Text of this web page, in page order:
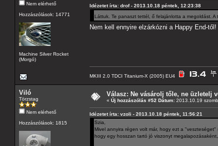
Nem elérhető
Hozzászólások: 14771
Machine Silver Rocket
(Morgó)
Idézetet írta: drof - 2013.10.18 péntek, 12:23:38
Láttuk. Te panaszt tettél, ő felajánlotta a megoldást.
Nem kell ennyire elzárkózni a Happy End-
MKIII 2.0 TDCI Titanium-X (2005) EU4
Viló
Törzstag
Nem elérhető
Hozzászólások: 1815
Válasz: Ne vásárolj tőle, ne üzletelj
« Új hozzászólás #52 Dátum: 2013.10.19
Idézetet írta: vzoli - 2013.10.18 péntek, 11:56:21
Szia,
Mivel annyira régen volt már, hogy ezt a
hogy egy hosszan tartó jó viszonyt